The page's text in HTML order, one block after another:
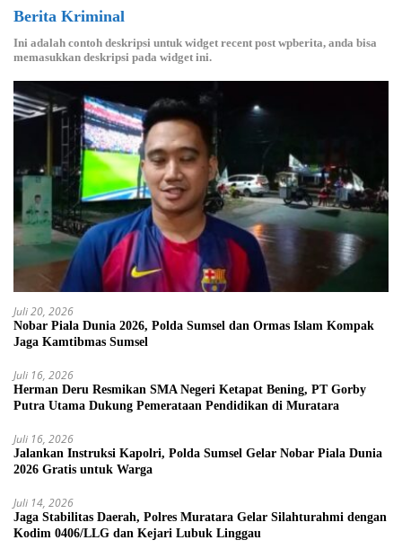
Berita Kriminal
Ini adalah contoh deskripsi untuk widget recent post wpberita, anda bisa
memasukkan deskripsi pada widget ini.
Juli 20, 2026
Nobar Piala Dunia 2026, Polda Sumsel dan Ormas Islam Kompak
Jaga Kamtibmas Sumsel
Juli 16, 2026
Herman Deru Resmikan SMA Negeri Ketapat Bening, PT Gorby
Putra Utama Dukung Pemerataan Pendidikan di Muratara
Juli 16, 2026
Jalankan Instruksi Kapolri, Polda Sumsel Gelar Nobar Piala Dunia
2026 Gratis untuk Warga
Juli 14, 2026
Jaga Stabilitas Daerah, Polres Muratara Gelar Silahturahmi dengan
Kodim 0406/LLG dan Kejari Lubuk Linggau